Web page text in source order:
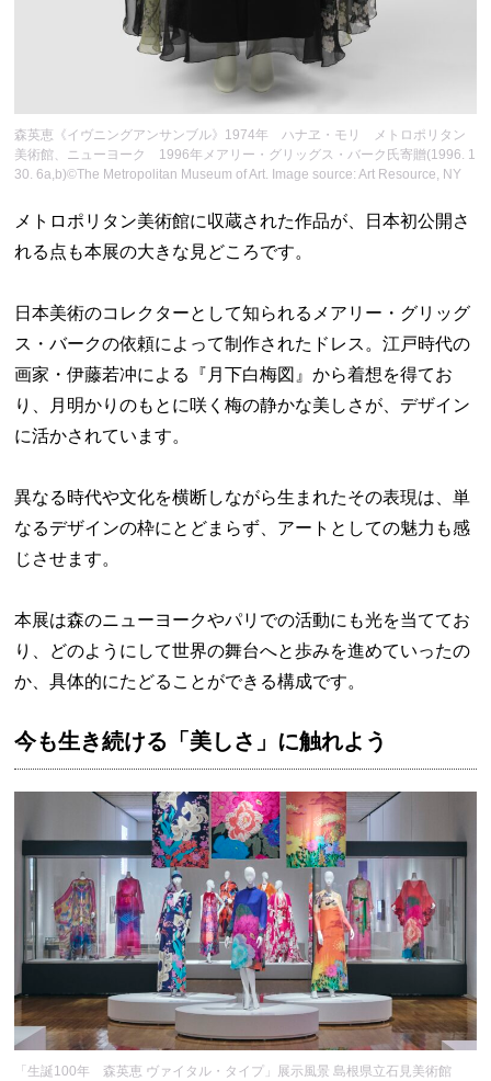
森英恵《イヴニングアンサンブル》1974年 ハナヱ・モリ メトロポリタン
美術館、ニューヨーク 1996年メアリー・グリッグス・バーク氏寄贈(1996. 1
30. 6a,b)©The Metropolitan Museum of Art. Image source: Art Resource, NY
メトロポリタン美術館に収蔵された作品が、日本初公開さ
れる点も本展の大きな見どころです。
日本美術のコレクターとして知られるメアリー・グリッグ
ス・バークの依頼によって制作されたドレス。江戸時代の
画家・伊藤若冲による『月下白梅図』から着想を得てお
り、月明かりのもとに咲く梅の静かな美しさが、デザイン
に活かされています。
異なる時代や文化を横断しながら生まれたその表現は、単
なるデザインの枠にとどまらず、アートとしての魅力も感
じさせます。
本展は森のニューヨークやパリでの活動にも光を当ててお
り、どのようにして世界の舞台へと歩みを進めていったの
か、具体的にたどることができる構成です。
今も生き続ける「美しさ」に触れよう
「生誕100年 森英恵 ヴァイタル・タイプ」展示風景 島根県立石見美術館